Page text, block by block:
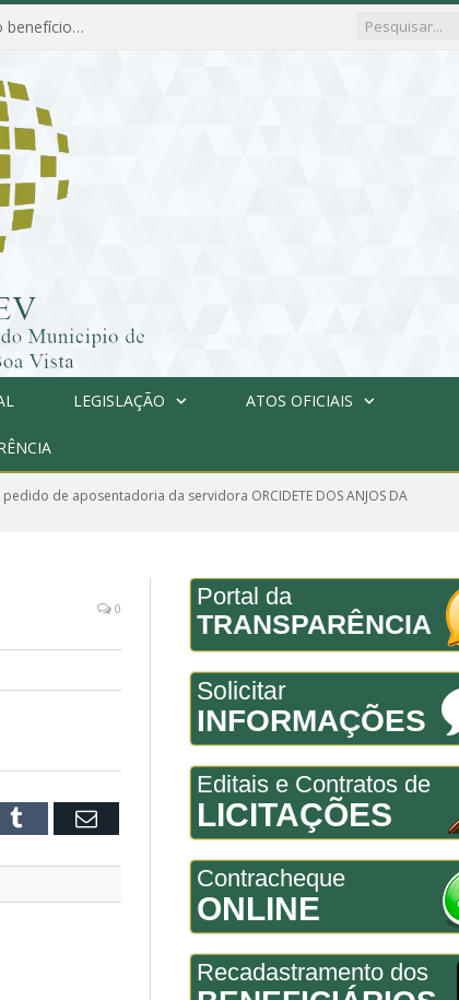
PORTARIA Nº 025/2026-GP/IPREVSSBV – CONCEDIDO, o benefício de PENSÃO a MARIA ESTELA DOS SANTOS SOUZA
LEGISLAÇÃO ATOS OFICIAIS
pedido de aposentadoria da servidora ORCIDETE DOS ANJOS DA
0
Tumblr Email
Portal da
TRANSPARÊNCIA
Solicitar
INFORMAÇÕES
Editais e Contratos de
LICITAÇÕES
Contracheque
ONLINE
Recadastramento dos